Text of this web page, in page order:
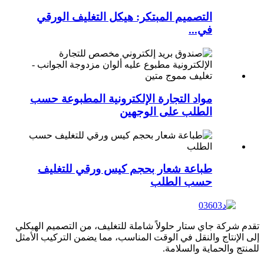
التصميم المبتكر: هيكل التغليف الورقي
في...
مواد التجارة الإلكترونية المطبوعة حسب
الطلب على الوجهين
طباعة شعار بحجم كيس ورقي للتغليف
حسب الطلب
تقدم شركة جاي ستار حلولاً شاملة للتغليف، من التصميم الهيكلي
إلى الإنتاج والنقل في الوقت المناسب، مما يضمن التركيب الأمثل
للمنتج والحماية والسلامة.